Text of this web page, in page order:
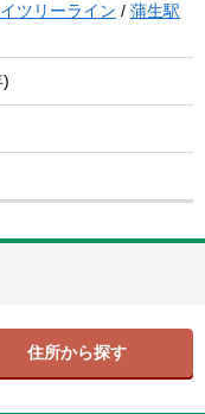
ツリーライン / 蒲生駅
)
住所から探す